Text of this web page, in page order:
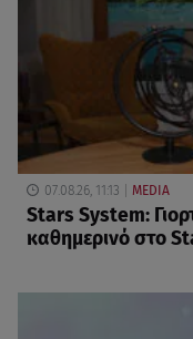
07.08.26, 11:13 MEDIA
Stars System:
καθημερινό στο